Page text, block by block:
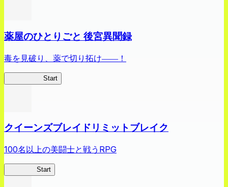
薬屋のひとりごと 後宮異聞録
毒を見破り、薬で切り拓け――！
Start
クイーンズブレイドリミットブレイク
100名以上の美闘士と戦うRPG
Start